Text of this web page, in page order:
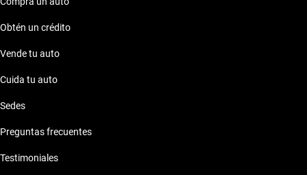
Obtén un crédito
Vende tu auto
Cuida tu auto
Sedes
Preguntas frecuentes
Testimoniales